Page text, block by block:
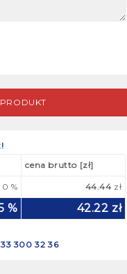
cena brutto [zł]
0 % 44.44 zł
% 42.22 zł
300 32 36